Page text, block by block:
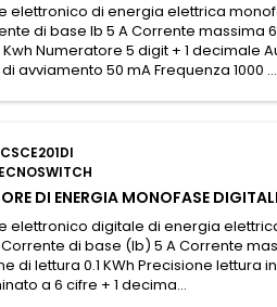
elettronico di energia elettrica
di base Ib 5 A Corrente massima
Kwh Numeratore 5 digit + 1 decimale
avviamento 50 mA Frequenza 1000 ...
DI ENERGIA MONOFASE
elettronico digitale di energia
di base (Ib) 5 A Corrente
di lettura 0.1 KWh Precisione lettura
a 6 cifre + 1 decima...